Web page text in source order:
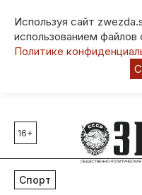
Используя сайт
использованием
Политике
Главные темы
80 лет Победы
Молодежная столица
16+
Спорт